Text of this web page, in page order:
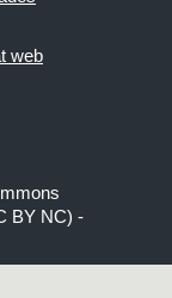
web
BY NC) -